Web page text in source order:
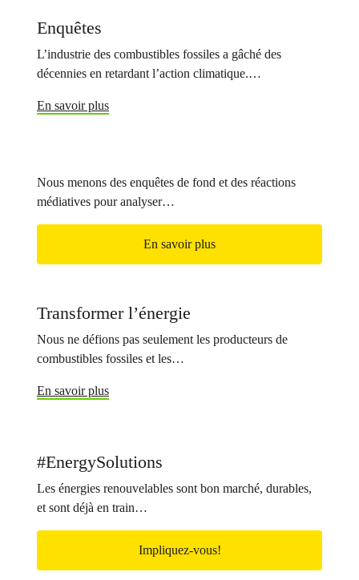
Enquêtes
L’industrie des combustibles fossiles a gâché des
décennies en retardant l’action climatique.…
En savoir plus
Nous menons des enquêtes de fond et des réactions
médiatives pour analyser…
En savoir plus
Transformer l’énergie
Nous ne défions pas seulement les producteurs de
combustibles fossiles et les…
En savoir plus
#EnergySolutions
Les énergies renouvelables sont bon marché, durables,
et sont déjà en train…
Impliquez-vous!